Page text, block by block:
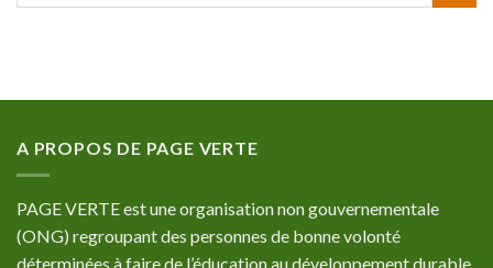
A PROPOS DE PAGE VERTE
PAGE VERTE est une organisation non gouvernementale
(ONG) regroupant des personnes de bonne volonté
déterminées à faire de l’éducation au développement durable